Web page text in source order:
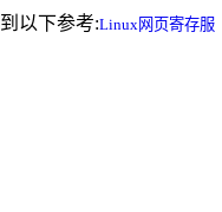
以下参考:Linux网页寄存服